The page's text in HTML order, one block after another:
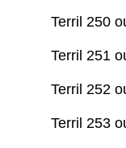
Terril 250
Terril 251
Terril 252
Terril 253